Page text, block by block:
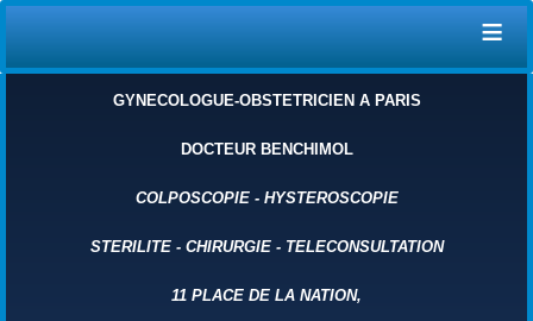
≡
GYNECOLOGUE-OBSTETRICIEN A PARIS
DOCTEUR BENCHIMOL
COLPOSCOPIE- HYSTEROSCOPIE
STERILITE- CHIRURGIE- TELECONSULTATION
11 PLACE DE LA NATION,